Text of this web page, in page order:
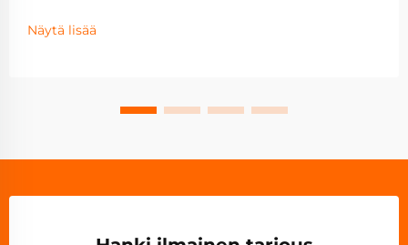
Näytä lisää